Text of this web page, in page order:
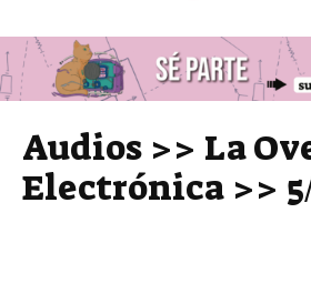
Audios >> La
Electrónica >>